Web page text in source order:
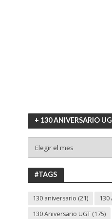
+ 130 ANIVERSARIO
130
ANIVERSARIO
UGT
#TAGS
130 aniversario (21) 130
130 Aniversario UGT(175)